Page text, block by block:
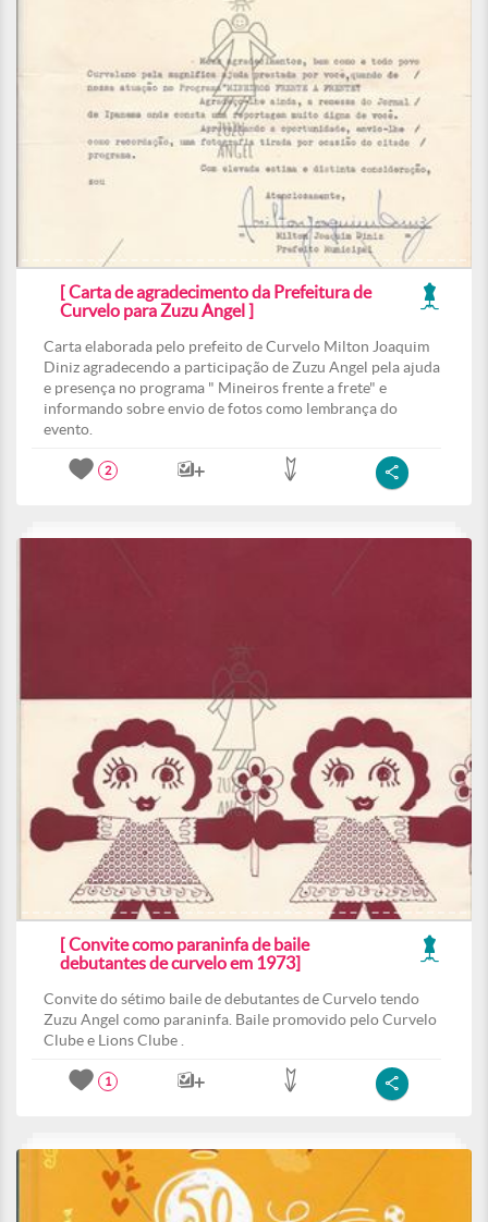
[ Carta de agradecimento da Prefeitura de
Curvelo para Zuzu Angel ]
Carta elaborada pelo prefeito de Curvelo Milton Joaquim
Diniz agradecendo a participação de Zuzu Angel pela ajuda
e presença no programa " Mineiros frente a frete" e
informando sobre envio de fotos como lembrança do
evento.
2
[ Convite como paraninfa de baile
debutantes de curvelo em 1973]
Convite do sétimo baile de debutantes de Curvelo tendo
Zuzu Angel como paraninfa. Baile promovido pelo Curvelo
Clube e Lions Clube .
1